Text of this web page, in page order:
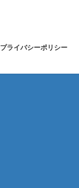
プライバシーポリシー